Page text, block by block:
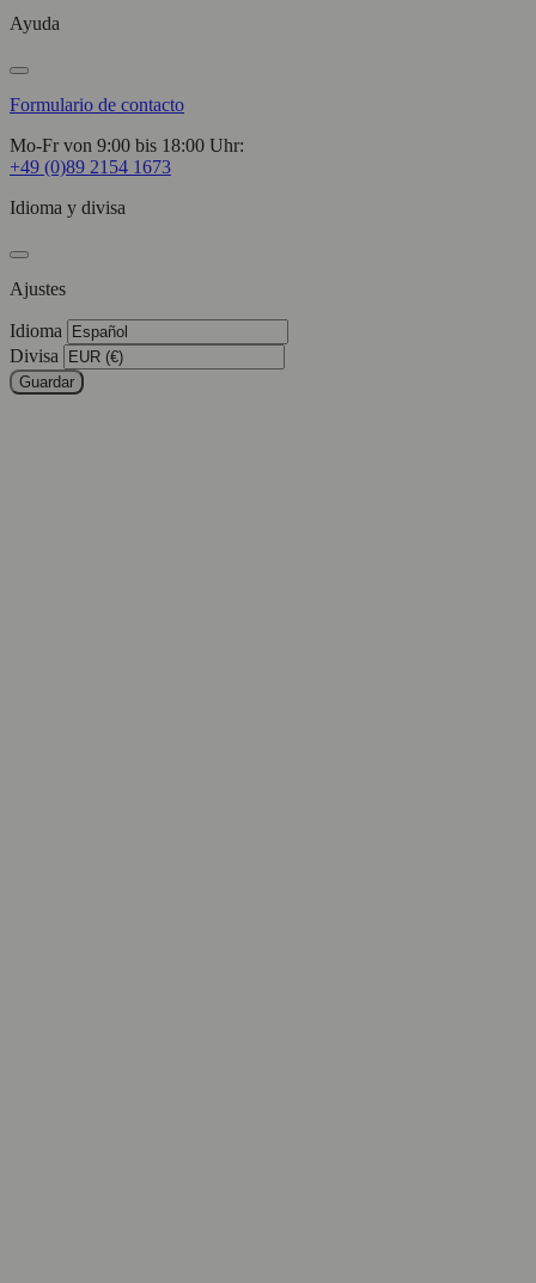
Ayuda
Formulario de contacto
Mo-Fr von 9:00 bis 18:00 Uhr:
+49 (0)89 2154 1673
Idioma y divisa
Ajustes
Idioma
Divisa
Guardar